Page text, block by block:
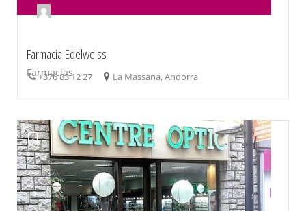
Farmacia Edelweiss
Farmacias
+376 83 12 27 La Massana, Andorra